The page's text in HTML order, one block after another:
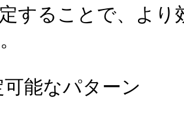
することで、よ
能なパターン